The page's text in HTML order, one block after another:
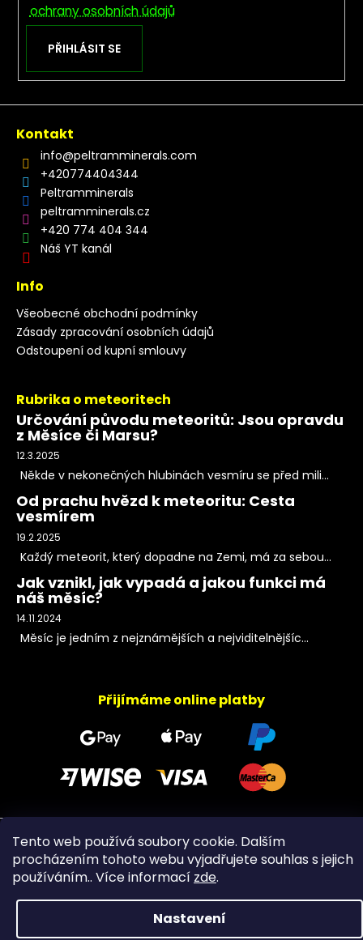
Tento web používá soubory cookie. Dalším
procházením tohoto webu vyjadřujete souhlas s jejich
používáním.. Více informací zde.
Nastavení
ochrany osobních údajů
PŘIHLÁSIT SE
Kontakt
info@peltramminerals.com
+420774404344
Peltramminerals
peltramminerals.cz
+420 774 404 344
Náš YT kanál
Info
Všeobecné obchodní podmínky
Zásady zpracování osobních údajů
Odstoupení od kupní smlouvy
Rubrika o meteoritech
Určování původu meteoritů: Jsou opravdu
z Měsíce či Marsu?
12.3.2025
Někde v nekonečných hlubinách vesmíru se před mili...
Od prachu hvězd k meteoritu: Cesta
vesmírem
19.2.2025
Každý meteorit, který dopadne na Zemi, má za sebou...
Jak vznikl, jak vypadá a jakou funkci má
náš měsíc?
14.11.2024
Měsíc je jedním z nejznámějších a nejviditelnějšíc...
Přijímáme online platby
Copyright 2026PeltramMinerals. Všechna práva
vyhrazena.